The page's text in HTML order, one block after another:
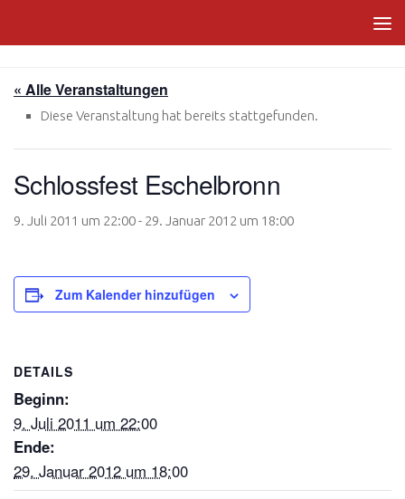
« Alle Veranstaltungen
Diese Veranstaltung hat bereits stattgefunden.
Schlossfest Eschelbronn
9. Juli 2011 um 22:00- 29. Januar 2012 um 18:00
Zum Kalender hinzufügen
DETAILS
Beginn:
9. Juli 2011 um 22:00
Ende:
29. Januar 2012 um 18:00